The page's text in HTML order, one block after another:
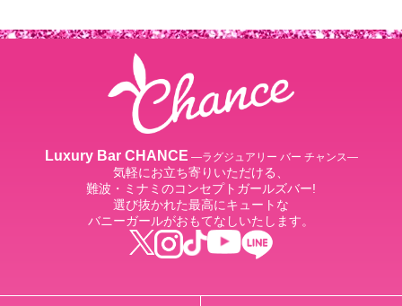
Luxury Bar CHANCE ―ラグジュアリー バー チャンス―
気軽にお立ち寄りいただける、
難波・ミナミのコンセプトガールズバー!
選び抜かれた最高にキュートな
バニーガールがおもてなしいたします。